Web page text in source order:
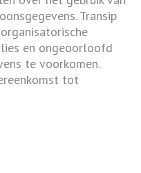
Transip
en ongeoorloofd
te voorkomen.
tot